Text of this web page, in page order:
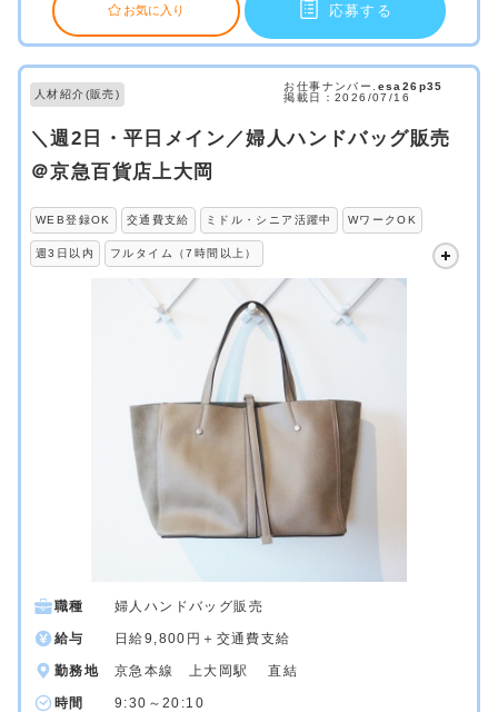
お気に入り 応募する
人材紹介(販売)
お仕事ナンバー. esa26p35
掲載日：2026/07/16
＼週2日・平日メイン／婦人ハンドバッグ販売
＠京急百貨店上大岡
WEB登録OK 交通費支給 ミドル・シニア活躍中 WワークOK
週3日以内 フルタイム（7時間以上）
職種 婦人ハンドバッグ販売
給与 日給9,800円＋交通費支給
勤務地 京急本線 上大岡駅 直結
時間
9:30～20:10